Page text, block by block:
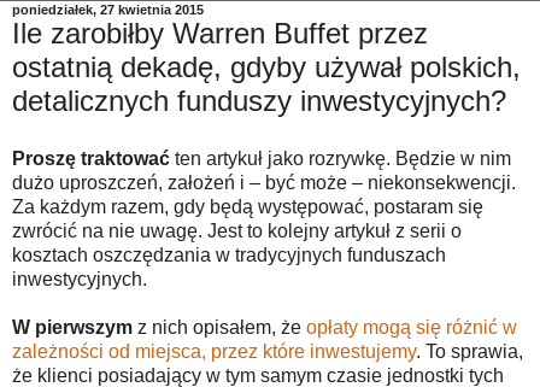
poniedziałek, 27 kwietnia 2015
Ile zarobiłby Warren Buffet przez
ostatnią dekadę, gdyby używał polskich,
detalicznych funduszy inwestycyjnych?
Proszę traktować ten artykuł jako rozrywkę. Będzie w nim
dużo uproszczeń, założeń i – być może – niekonsekwencji.
Za każdym razem, gdy będą występować, postaram się
zwrócić na nie uwagę. Jest to kolejny artykuł z serii o
kosztach oszczędzania w tradycyjnych funduszach
inwestycyjnych.
W pierwszym z nich opisałem, że opłaty mogą się różnić w
zależności od miejsca, przez które inwestujemy. To sprawia,
że klienci posiadający w tym samym czasie jednostki tych